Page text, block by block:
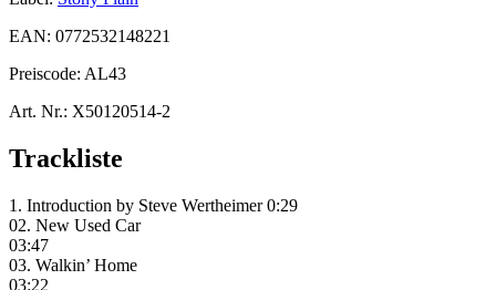
EAN: 0772532148221
Preiscode: AL43
Art. Nr.: X50120514-2
Trackliste
1. Introduction by Steve Wertheimer 0:29
02. New Used Car
03:47
03. Walkin’ Home
03:22